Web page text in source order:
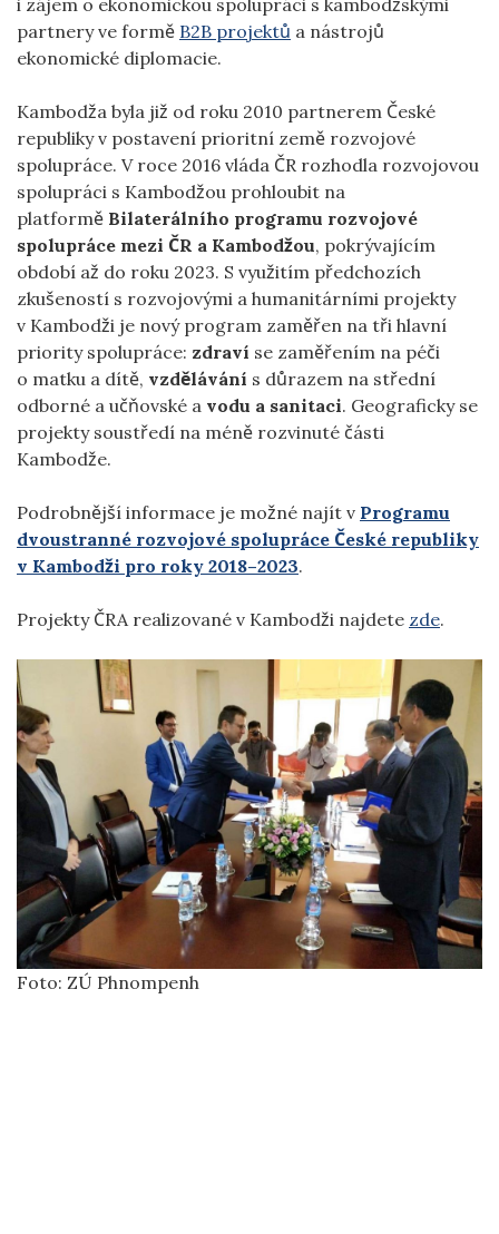
partnery ve formě B2B projektů a nástrojů
ekonomické diplomacie.
Kambodža byla již od roku 2010 partnerem České
republiky v postavení prioritní země rozvojové
spolupráce. V roce 2016 vláda ČR rozhodla rozvojovou
spolupráci s Kambodžou prohloubit na
platformě Bilaterálního programu rozvojové
spolupráce mezi ČR a Kambodžou, pokrývajícím
období až do roku 2023. S využitím předchozích
zkušeností s rozvojovými a humanitárními projekty
v Kambodži je nový program zaměřen na tři hlavní
priority spolupráce: zdraví se zaměřením na péči
o matku a dítě, vzdělávání s důrazem na střední
odborné a učňovské a vodu a sanitaci. Geograficky se
projekty soustředí na méně rozvinuté části
Kambodže.
Podrobnější informace je možné najít v Programu
dvoustranné rozvojové spolupráce České republiky
v Kambodži pro roky 2018–2023.
Projekty ČRA realizované v Kambodži najdete zde.
Foto: ZÚ Phnompenh